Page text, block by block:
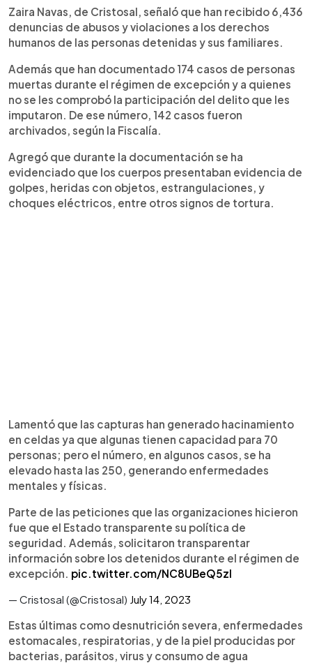
Zaira Navas, de Cristosal, señaló que han recibido 6,436
denuncias de abusos y violaciones a los derechos
humanos de las personas detenidas y sus familiares.
Además que han documentado 174 casos de personas
muertas durante el régimen de excepción y a quienes
no se les comprobó la participación del delito que les
imputaron. De ese número, 142 casos fueron
archivados, según la Fiscalía.
Agregó que durante la documentación se ha
evidenciado que los cuerpos presentaban evidencia de
golpes, heridas con objetos, estrangulaciones, y
choques eléctricos, entre otros signos de tortura.
Lamentó que las capturas han generado hacinamiento
en celdas ya que algunas tienen capacidad para 70
personas; pero el número, en algunos casos, se ha
elevado hasta las 250, generando enfermedades
mentales y físicas.
Parte de las peticiones que las organizaciones hicieron
fue que el Estado transparente su política de
seguridad. Además, solicitaron transparentar
información sobre los detenidos durante el régimen de
excepción. pic.twitter.com/NC8UBeQ5zI
— Cristosal (@Cristosal) July 14, 2023
Estas últimas como desnutrición severa, enfermedades
estomacales, respiratorias, y de la piel producidas por
bacterias, parásitos, virus y consumo de agua